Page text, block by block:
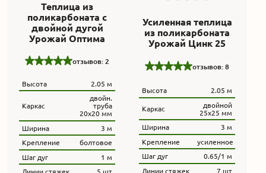
Вакансии
Теплица из
поликарбоната с
двойной дугой
Урожай Оптима
отзывов: 2
Высота 2.05 м
Каркас
двойн.
труба
20x20 мм
Ширина
3 м
Крепление
болтовое
Шаг дуг
1 м
Усиленная теплица
из поликарбоната
Урожай Цинк 25
отзывов: 8
Высота 2.05 м
Каркас
двойной
25х25 мм
Ширина
3 м
Крепление
усиленное
Шаг дуг
0.65/1 м
Линии стяжек
7 шт